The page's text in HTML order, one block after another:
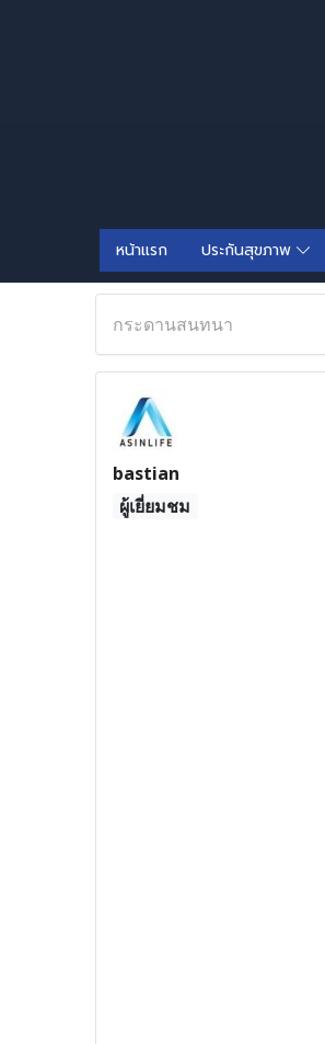
หน้าแรก ประกันสุขภาพ
กระดานสนทนา
bastian
ผู้เยี่ยมชม